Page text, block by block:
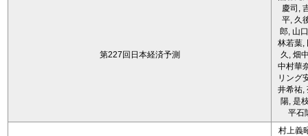
第227回日本経済予測
慶司,
平, 久
郎, 山
林若葉,
久, 畑
中村華
リング
井希祐,
陽, 是
平石
村上義